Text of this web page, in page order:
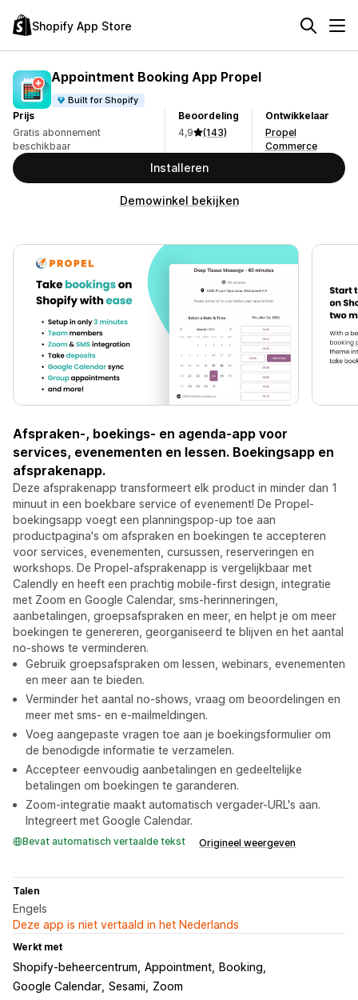
Shopify App Store
Appointment Booking App Propel
Built for Shopify
Prijs
Gratis abonnement
beschikbaar
Beoordeling
4,9
(143)
Ontwikkelaar
Propel
Commerce
Installeren
Demowinkel bekijken
Afspraken-, boekings- en agenda-app voor
services, evenementen en lessen. Boekingsapp en
afsprakenapp.
Deze afsprakenapp transformeert elk product in minder dan 1
minuut in een boekbare service of evenement! De Propel-
boekingsapp voegt een planningspop-up toe aan
productpagina's om afspraken en boekingen te accepteren
voor services, evenementen, cursussen, reserveringen en
workshops. De Propel-afsprakenapp is vergelijkbaar met
Calendly en heeft een prachtig mobile-first design, integratie
met Zoom en Google Calendar, sms-herinneringen,
aanbetalingen, groepsafspraken en meer, en helpt je om meer
boekingen te genereren, georganiseerd te blijven en het aantal
no-shows te verminderen.
Gebruik groepsafspraken om lessen, webinars, evenementen
en meer aan te bieden.
Verminder het aantal no-shows, vraag om beoordelingen en
meer met sms- en e-mailmeldingen.
Voeg aangepaste vragen toe aan je boekingsformulier om
de benodigde informatie te verzamelen.
Accepteer eenvoudig aanbetalingen en gedeeltelijke
betalingen om boekingen te garanderen.
Zoom-integratie maakt automatisch vergader-URL's aan.
Integreert met Google Calendar.
Bevat automatisch vertaalde tekst Origineel weergeven
Talen
Engels
Deze app is niet vertaald in het Nederlands
Werkt met
Shopify-beheercentrum Appointment
Booking
Google Calendar Sesami Zoom